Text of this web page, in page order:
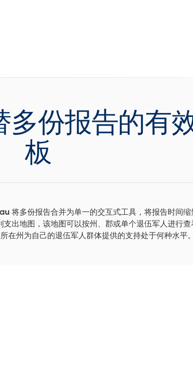
for 套餐与价格
份报告的有
板
将多份报告合并为单一的交互式工具，将报告时间
出地图，该地图可以按州、郡或单个退伍军人进行
在州为自己的退伍军人群体提供的支持处于何种水平。